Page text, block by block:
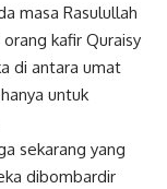
masa Rasulullah
kafir Quraisy
di antara umat
untuk
sekarang yang
dibombardir